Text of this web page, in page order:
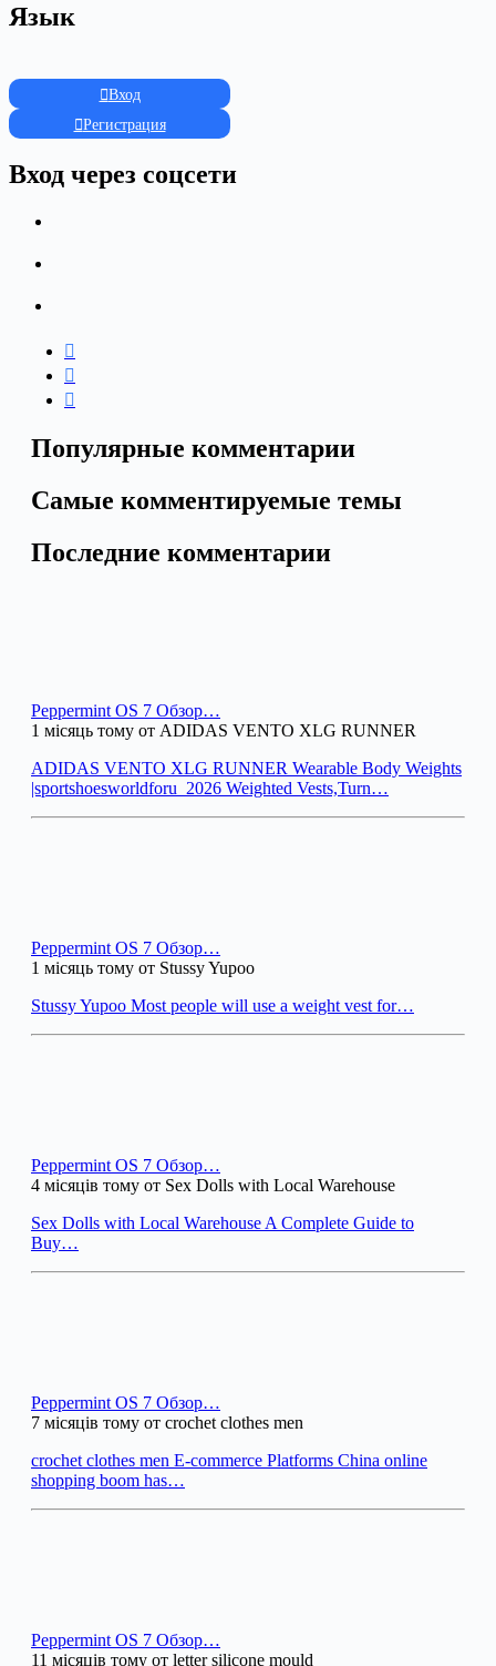
Язык
Вход
Регистрация
Вход через соцсети
Популярные комментарии
Самые комментируемые темы
Последние комментарии
Peppermint OS 7 Обзор…
1 місяць тому от ADIDAS VENTO XLG RUNNER
ADIDAS VENTO XLG RUNNER Wearable Body Weights
|sportshoesworldforu_2026 Weighted Vests,Turn…
Peppermint OS 7 Обзор…
1 місяць тому от Stussy Yupoo
Stussy Yupoo Most people will use a weight vest for…
Peppermint OS 7 Обзор…
4 місяців тому от Sex Dolls with Local Warehouse
Sex Dolls with Local Warehouse A Complete Guide to
Buy…
Peppermint OS 7 Обзор…
7 місяців тому от crochet clothes men
crochet clothes men E-commerce Platforms China online
shopping boom has…
Peppermint OS 7 Обзор…
11 місяців тому от letter silicone mould